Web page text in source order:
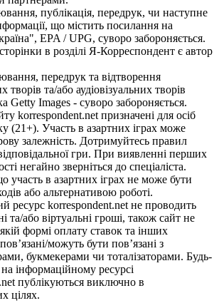
публікація, передрук, чи наступне
що містить посилання на
EPA / UPG, суворо забороняється.
в розділі Я-Корреспондент є автор
передрук та відтворення
творів та/або аудіовізуальних творів
Getty Images - суворо забороняється.
korrespondent.net призначені для осіб
(21+). Участь в азартних іграх може
залежність. Дотримуйтесь правил
гри. При виявленні перших
негайно зверніться до спеціаліста.
участь в азартних іграх не може бути
або альтернативою роботі.
ресурс korrespondent.net не проводить
та/або віртуальні гроші, також сайт не
формі оплату ставок та інших
можуть бути пов’язані з
букмекерами чи тоталізаторами. Будь-
на інформаційному ресурсі
публікуються виключно в
цілях.